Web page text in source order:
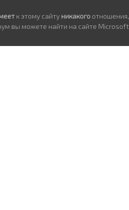
к этому сайту никакого отношения,
вы можете найти на сайте Microsoft